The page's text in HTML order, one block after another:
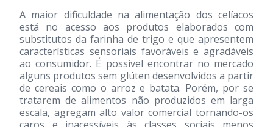
A maior dificuldade na alimentação dos celíacos
está no acesso aos produtos elaborados com
substitutos da farinha de trigo e que apresentem
características sensoriais favoráveis e agradáveis
ao consumidor. É possível encontrar no mercado
alguns produtos sem glúten desenvolvidos a partir
de cereais como o arroz e batata. Porém, por se
tratarem de alimentos não produzidos em larga
escala, agregam alto valor comercial tornando-os